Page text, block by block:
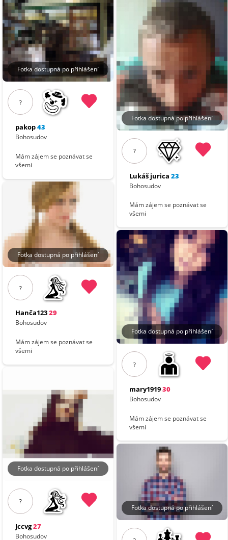
Fotka dostupná po přihlášení
?
pakop43
Bohosudov
Mám zájem se poznávat se
všemi
Fotka dostupná po přihlášení
?
Hanča12329
Bohosudov
Mám zájem se poznávat se
všemi
Fotka dostupná po přihlášení
?
Jccvg27
Bohosudov
Fotka dostupná po přihlášení
?
Lukáš jurica 23
Bohosudov
Mám zájem se poznávat se
všemi
Fotka dostupná po přihlášení
?
mary191930
Bohosudov
Mám zájem se poznávat se
všemi
Fotka dostupná po přihlášení